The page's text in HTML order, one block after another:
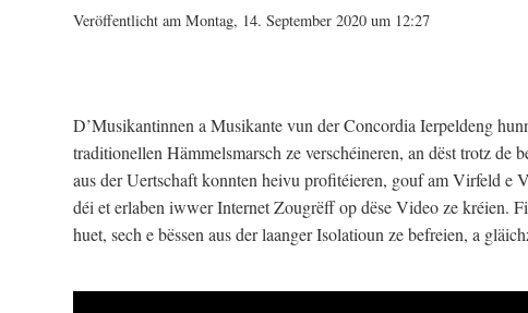
Veröffentlicht am Montag, 14. September 2020 um 12:27
D’Musikantinnen a Musikante vun der Concordia Ierpeldeng
traditionellen Hämmelsmarsch ze verschéineren, an dëst trotz de
aus der Uertschaft konnten heivu profitéieren, gouf am Virfeld e
déi et erlaben iwwer Internet Zougrëff op dëse Video ze kréien.
huet, sech e bëssen aus der laanger Isolatioun ze befreien, a